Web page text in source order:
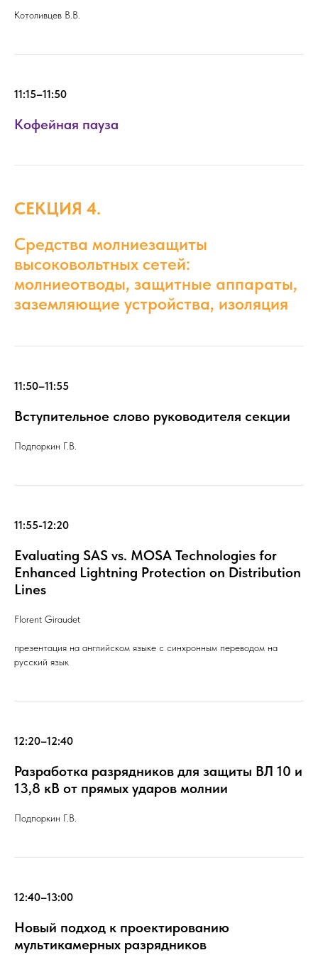
Котоливцев В.В.
11:15–11:50
Кофейная пауза
СЕКЦИЯ 4.
Средства молниезащиты
высоковольтных сетей:
молниеотводы, защитные аппараты,
заземляющие устройства, изоляция
11:50–11:55
Вступительное слово руководителя секции
Подпоркин Г.В.
11:55-12:20
Evaluating SAS vs. MOSA Technologies for
Enhanced Lightning Protection on Distribution
Lines
Florent Giraudet
презентация на английском языке с синхронным переводом на
русский язык
12:20–12:40
Разработка разрядников для защиты ВЛ 10 и
13,8 кВ от прямых ударов молнии
Подпоркин Г.В.
12:40–13:00
Новый подход к проектированию
мультикамерных разрядников